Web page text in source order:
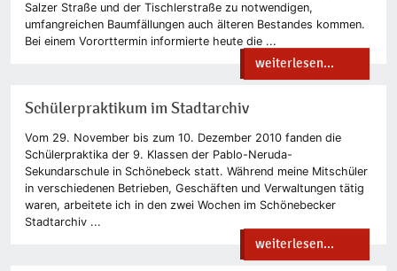
Salzer Straße und der Tischlerstraße zu notwendigen,
umfangreichen Baumfällungen auch älteren Bestandes kommen.
Bei einem Vororttermin informierte heute die ...
weiterlesen...
Schülerpraktikum im Stadtarchiv
Vom 29. November bis zum 10. Dezember 2010 fanden die
Schülerpraktika der 9. Klassen der Pablo-Neruda-
Sekundarschule in Schönebeck statt. Während meine Mitschüler
in verschiedenen Betrieben, Geschäften und Verwaltungen tätig
waren, arbeitete ich in den zwei Wochen im Schönebecker
Stadtarchiv ...
weiterlesen...